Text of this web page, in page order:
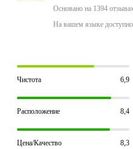
Основано на 1394
На вашем языке
Чистота 6,9
Расположение 8,4
Цена/Качество 8,3